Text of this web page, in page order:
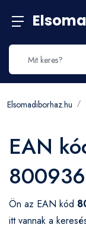
Elsomadiborhaz.hu
EAN
Ön az EAN kód
itt vannak a